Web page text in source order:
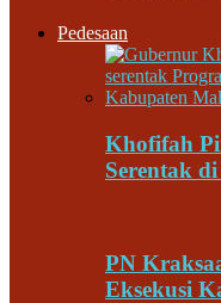
Pedesaan
Khofifah
Serentak
PN
Eksekusi